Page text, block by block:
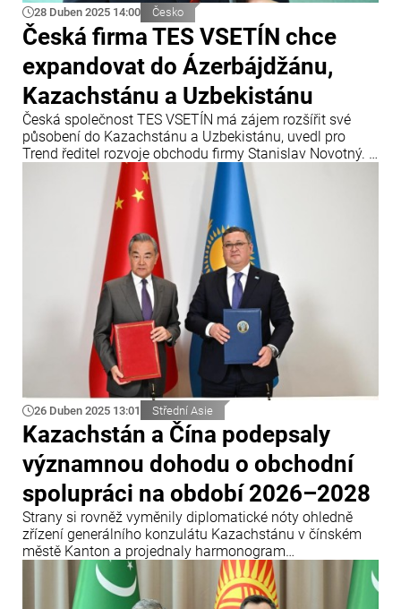
28 Duben 2025 14:00 Česko
Česká firma TES VSETÍN chce
expandovat do Ázerbájdžánu,
Kazachstánu a Uzbekistánu
Česká společnost TES VSETÍN má zájem rozšířit své
působení do Kazachstánu a Uzbekistánu, uvedl pro
Trend ředitel rozvoje obchodu firmy Stanislav Novotný. V
úvodu stručně představil společnost a následně se
zaměřil na možnosti spolupráce a budoucí partnerství.
26 Duben 2025 13:01 Střední Asie
Kazachstán a Čína podepsaly
významnou dohodu o obchodní
spolupráci na období 2026–2028
Strany si rovněž vyměnily diplomatické nóty ohledně
zřízení generálního konzulátu Kazachstánu v čínském
městě Kanton a projednaly harmonogram
nadcházejících bilaterálních návštěv a událostí
plánovaných na tento rok.